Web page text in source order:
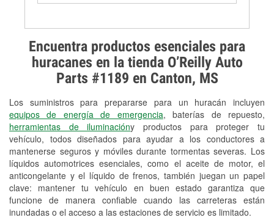
Encuentra productos esenciales para
huracanes en la tienda O’Reilly Auto
Parts #1189 en Canton, MS
Los suministros para prepararse para un huracán incluyen
equipos de energía de emergencia, baterías de repuesto,
herramientas de iluminacióny productos para proteger tu
vehículo, todos diseñados para ayudar a los conductores a
mantenerse seguros y móviles durante tormentas severas. Los
líquidos automotrices esenciales, como el aceite de motor, el
anticongelante y el líquido de frenos, también juegan un papel
clave: mantener tu vehículo en buen estado garantiza que
funcione de manera confiable cuando las carreteras están
inundadas o el acceso a las estaciones de servicio es limitado.
Prueba de alternadores y
arrancadores
Revisión de la luz "Check Engine"
Reciclaje de baterías y aceite
Instalación de bombillas de faros
Instalación de limpiaparabrisas
Programa de Préstamo de
Herramientas
Rectificación de tambores y discos de